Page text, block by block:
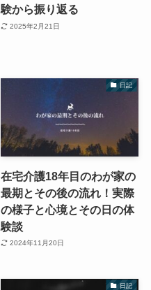
験から振り返る
2025年2月21日
日記
在宅介護18年目のわが家の
最期とその後の流れ！実際
の様子と心境とその日の体
験談
2024年11月20日
日記